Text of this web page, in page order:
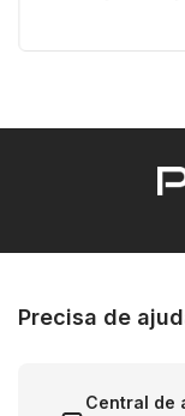
Precisa de
Central de